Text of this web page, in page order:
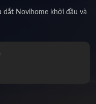
dắt Novihome khởi đầu và